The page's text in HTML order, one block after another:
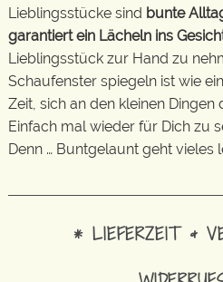
Lieblingsstücke sind bunte
garantiert ein Lächeln ins
Lieblingsstück zur Hand zu
Schaufenster spiegeln ist wie
Zeit, sich an den kleinen Dingen
Einfach mal wieder für Dich zu
Denn … Buntgelaunt geht vieles
* LIEFERZEIT &